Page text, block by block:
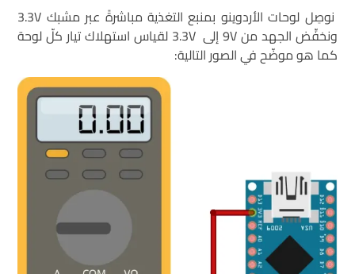
نوصِل لوحات الأردوينو بمنبع التغذية مباشرةً عبر مشبك 3.3V
ونخفِّض الجهد من 9V إلى 3.3V لقياس استهلاك تيار كلّ لوحة
كما هو موضّح في الصور التالية: